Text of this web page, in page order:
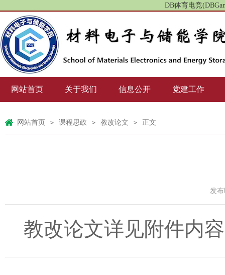
DB体育电竞
网站首页 关于我们 信息公开 党建工作
网站首页 > 课程思政 > 教改论文 > 正文
发布
教改论文详见附件内